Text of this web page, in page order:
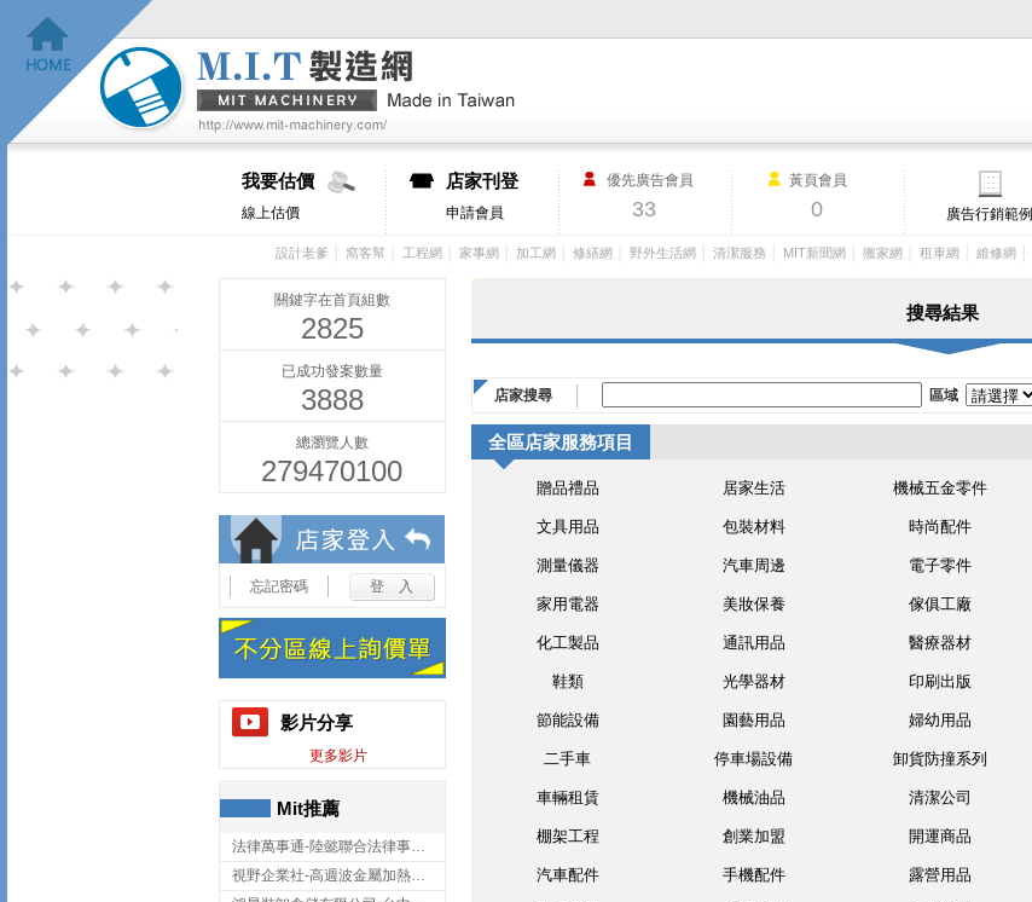
我要估價
線上估價
店家刊登
申請會員
優先廣告會員
33
黃頁會員
0 廣告行銷範例
設計老爹 窩客幫 工程網 家事網 加工網 修繕網 野外生活網 清潔服務 MIT新聞網 搬家網 租車網 維修網
關鍵字在首頁組數
2825
已成功發案數量
3888
總瀏覽人數
279470100
忘記密碼
影片分享
更多影片
Mit推薦
法律萬事通-陸懿聯合法律事務所
視野企業社-高週波金屬加熱設備,彰化高週波金屬加熱設備
搜尋結果
店家搜尋 區域
全區店家服務項目
贈品禮品 居家生活 機械五金零件
文具用品 包裝材料 時尚配件
測量儀器 汽車周邊 電子零件
家用電器 美妝保養 傢俱工廠
化工製品 通訊用品 醫療器材
鞋類 光學器材 印刷出版
節能設備 園藝用品 婦幼用品
二手車 停車場設備 卸貨防撞系列
車輛租賃 機械油品 清潔公司
棚架工程 創業加盟 開運商品
汽車配件 手機配件 露營用品